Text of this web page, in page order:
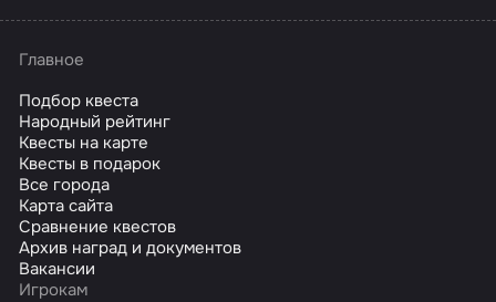
Главное
Подбор квеста
Народный рейтинг
Квесты на карте
Квесты в подарок
Все города
Карта сайта
Сравнение квестов
Архив наград и документов
Вакансии
Игрокам